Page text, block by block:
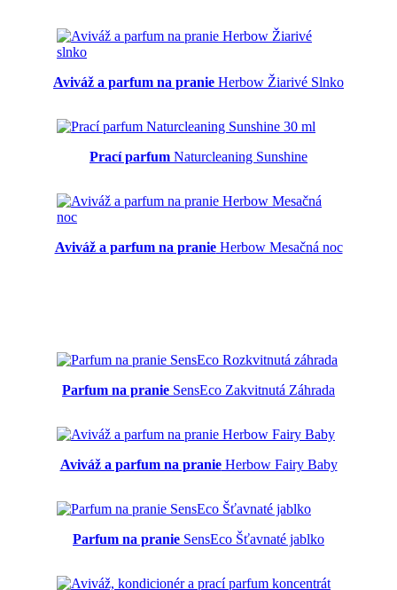
Aviváž a parfum na pranie Herbow Žiarivé Slnko
Prací parfum Naturcleaning Sunshine
Aviváž a parfum na pranieHerbow Mesačná noc
Parfum na pranie SensEco Zakvitnutá Záhrada
Aviváž a parfum na pranieHerbow Fairy Baby
Parfum na pranie SensEco Šťavnaté jablko